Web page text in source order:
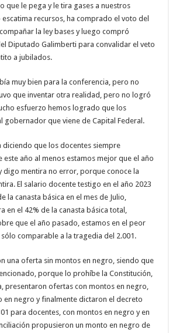
que le pega y le tira gases a nuestros
recursos, ha comprado el voto del
la ley bases y luego compró
Diputado Galimberti para convalidar el veto
a jubilados.
muy bien para la conferencia, pero no
que inventar otra realidad, pero no logró
esfuerzo hemos logrado que los
gobernador que viene de Capital Federal.
diciendo que los docentes siempre
este año al menos estamos mejor que el año
digo mentira no error, porque conoce la
El salario docente testigo en el año 2023
la canasta básica en el mes de Julio,
en el 42% de la canasta básica total,
que el año pasado, estamos en el peor
comparable a la tragedia del 2.001.
una oferta sin montos en negro, siendo que
porque lo prohíbe la Constitución,
presentaron ofertas con montos en negro,
negro y finalmente dictaron el decreto
para docentes, con montos en negro y en
propusieron un monto en negro de